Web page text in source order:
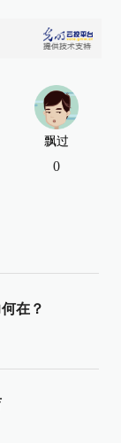
飘过
0
在？